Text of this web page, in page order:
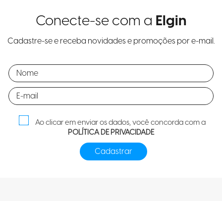
Conecte-se com a Elgin
Cadastre-se e receba novidades e promoções por e-mail.
Ao clicar em enviar os dados, você concorda com a
POLÍTICA DE PRIVACIDADE